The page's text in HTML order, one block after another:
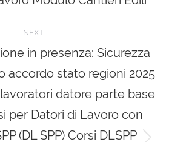
post:
NEXT
in presenza: Sicurezza
accordo stato regioni 2025
datore parte base
per Datori di Lavoro con
(DL SPP) Corsi DLSPP